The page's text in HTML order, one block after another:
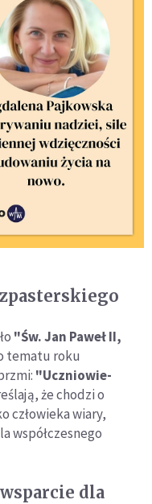
"Św. Jan Paweł II,
tematu roku
"Uczniowie-
że chodzi o
człowieka wiary,
współczesnego
dla